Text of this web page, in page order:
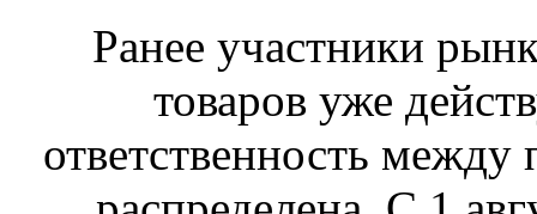
Ранее участники
товаров уже
ответственность